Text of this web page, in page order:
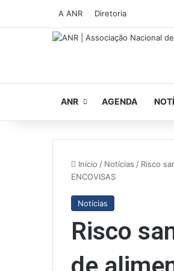
A ANR Diretoria
ANR AGENDA
Início / Notícias / Risco
ENCOVISAS
Notícias
Risco